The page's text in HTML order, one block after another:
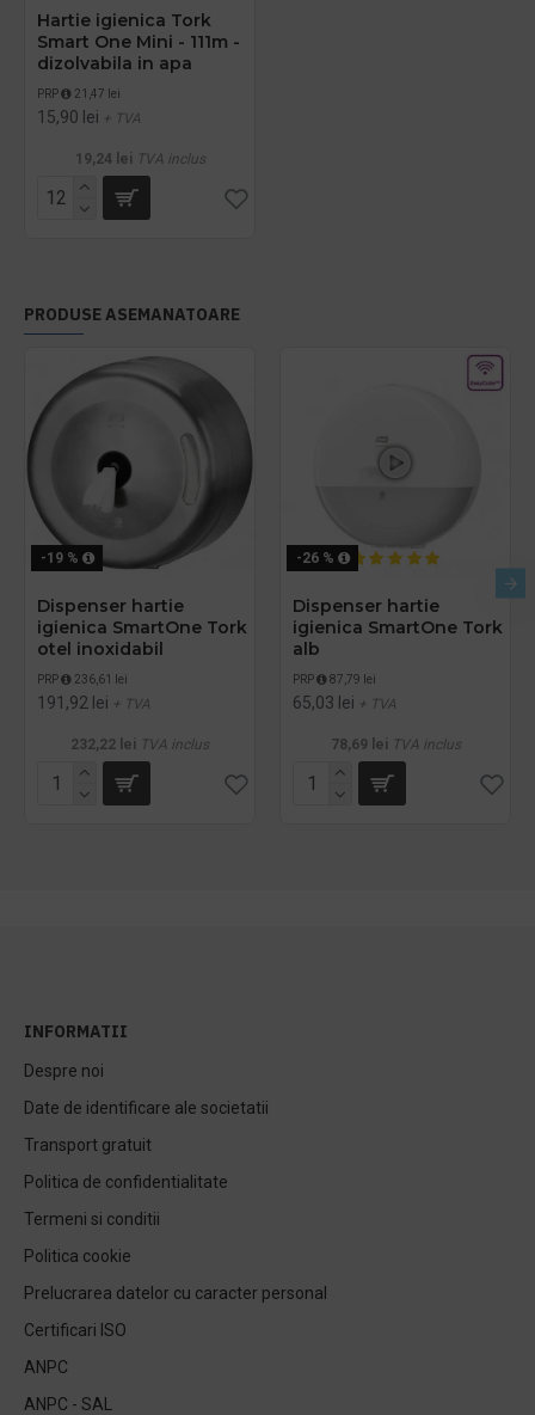
Hartie igienica Tork
Smart One Mini - 111m -
dizolvabila in apa
PRP 21,47 lei
15,90 lei + TVA
19,24 lei TVA inclus
PRODUSE ASEMANATOARE
-19 %
Dispenser hartie
igienica SmartOne Tork
otel inoxidabil
PRP 236,61 lei
191,92 lei + TVA
232,22 lei TVA inclus
-26 %
Dispenser hartie
igienica SmartOne Tork
alb
PRP 87,79 lei
65,03 lei + TVA
78,69 lei TVA inclus
INFORMATII
Despre noi
Date de identificare ale societatii
Transport gratuit
Politica de confidentialitate
Termeni si conditii
Politica cookie
Prelucrarea datelor cu caracter personal
Certificari ISO
ANPC
ANPC - SAL